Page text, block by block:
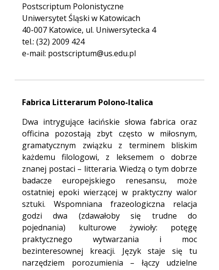
Postscriptum Polonistyczne
Uniwersytet Śląski w Katowicach
40-007 Katowice, ul. Uniwersytecka 4
tel.: (32) 2009 424
e-mail: postscriptum@us.edu.pl
Fabrica Litterarum Polono-Italica
Dwa intrygujące łacińskie słowa fabrica oraz
officina pozostają zbyt często w miłosnym,
gramatycznym związku z terminem bliskim
każdemu filologowi, z leksemem o dobrze
znanej postaci – litteraria. Wiedzą o tym dobrze
badacze europejskiego renesansu, może
ostatniej epoki wierzącej w praktyczny walor
sztuki. Wspomniana frazeologiczna relacja
godzi dwa (zdawałoby się trudne do
pojednania) kulturowe żywioły: potęgę
praktycznego wytwarzania i moc
bezinteresownej kreacji. Język staje się tu
narzędziem porozumienia – łączy udzielne